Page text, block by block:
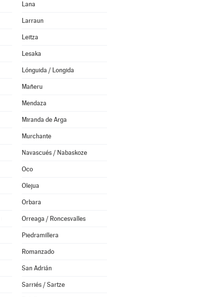
Lana
Larraun
Leitza
Lesaka
Lónguida / Longida
Mañeru
Mendaza
Miranda de Arga
Murchante
Navascués / Nabaskoze
Oco
Olejua
Orbara
Orreaga / Roncesvalles
Piedramillera
Romanzado
San Adrián
Sarriés / Sartze